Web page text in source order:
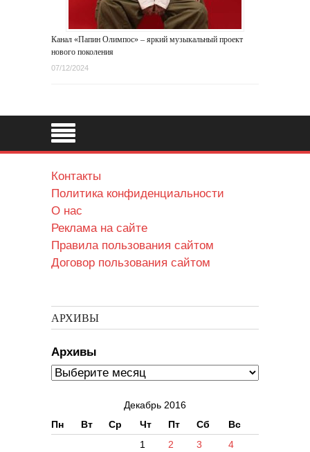
Канал «Папин Олимпос» – яркий музыкальный проект
нового поколения
07/12/2024
Контакты
Политика конфиденциальности
О нас
Реклама на сайте
Правила пользования сайтом
Договор пользования сайтом
АРХИВЫ
Архивы
Декабрь 2016
Пн
Вт Ср Чт Пт Сб Вс
1 2 3
4